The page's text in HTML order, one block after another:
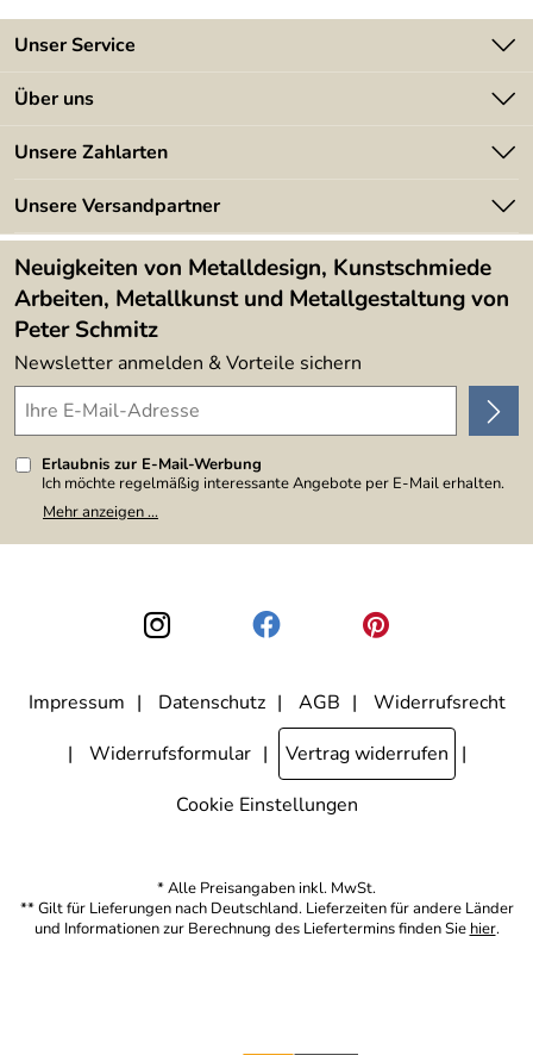
Unser Service
Kontakt
Kundeninformationen
Newsletter
Lieferbedingungen
Über uns
Angebote
Kundenbewertungen (394)
4,9/5
Unsere Zahlarten
Unsere Versandpartner
Neuigkeiten von Metalldesign, Kunstschmiede
Arbeiten, Metallkunst und Metallgestaltung von
Peter Schmitz
Newsletter anmelden & Vorteile sichern
Erlaubnis zur E-Mail-Werbung
Ich möchte regelmäßig interessante Angebote per E-Mail erhalten.
Meine E-Mail-Adresse wird nicht an andere Unternehmen
weitergegeben. Zu statistischen Zwecken wird in anonymer Form
den Link "Abmelden" am Ende des Newsletters anklicke. Die
Datenschutzerklärung
habe ich zur Kenntnis genommen.
Mehr anzeigen ...
Impressum Datenschutz AGB
Widerrufsrecht
Widerrufsformular
Vertrag widerrufen
Cookie Einstellungen
* Alle Preisangaben inkl. MwSt.
** Gilt für Lieferungen nach Deutschland. Lieferzeiten für andere Länder
und Informationen zur Berechnung des Liefertermins finden Sie hier.